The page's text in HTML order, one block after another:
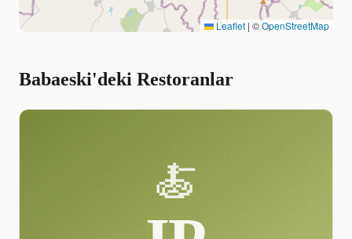
Leaflet | ©OpenStreetMap
Babaeski'deki Restoranlar